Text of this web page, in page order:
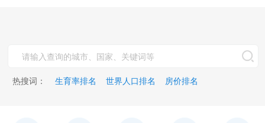
热搜词： 生育率排名 世界人口排名 房价排名